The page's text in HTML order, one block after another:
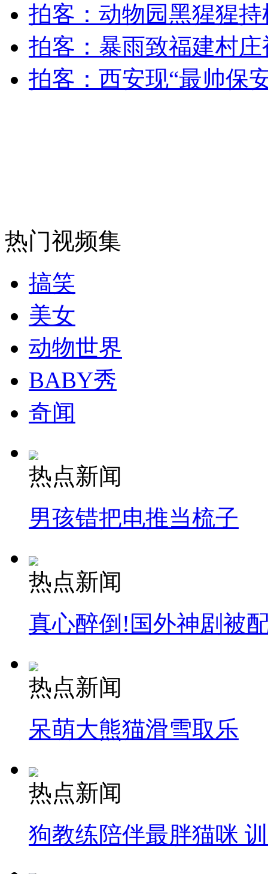
外交部：有关国家言论片面不公正
纽约上演“枕头大战”
司机酒驾遇交警 急速倒车逃窜
拍客：动物园黑猩猩
拍客：暴雨致福建村
拍客：西安现“最帅保
热门视频集
搞笑
美女
动物世界
BABY秀
奇闻
热点新闻
男孩错把电推当梳子
热点新闻
真心醉倒!国外神剧被
热点新闻
呆萌大熊猫滑雪取乐
热点新闻
狗教练陪伴最胖猫咪